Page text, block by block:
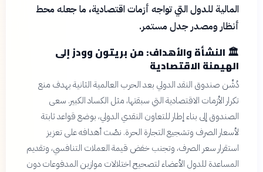
المالية للدول التي تواجه أزمات اقتصادية، ما جعله محط
أنظار ومصدر جدل مستمر.
🏛️ النشأة والأهداف: من بريتون وودز إلى
الهيمنة الاقتصادية
دُشِّن صندوق النقد الدولي بعد الحرب العالمية الثانية بهدف منع
تكرار الأزمات الاقتصادية التي سبقتها، مثل الكساد الكبير. سعى
الصندوق إلى بناء إطار للتعاون النقدي الدولي، بوضع قواعد ثابتة
لأسعار الصرف وتشجيع التجارة الحرة. نصّت أهدافه على تعزيز
استقرار سعر الصرف، وتجنب خفض قيمة العملات التنافسي، وتقديم
المساعدة للدول الأعضاء لتصحيح اختلالات موازين المدفوعات دون